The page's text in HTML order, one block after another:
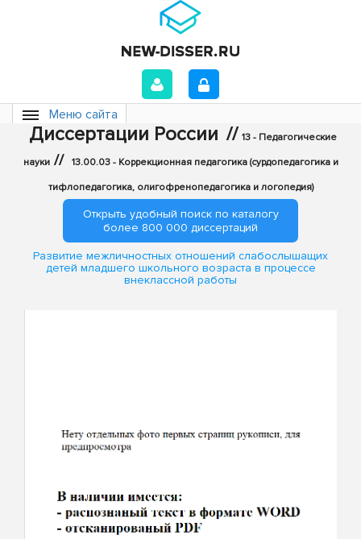
Меню сайта
Диссертации России // 13 - Педагогические
науки // 13.00.03 - Коррекционная педагогика (сурдопедагогика и
тифлопедагогика, олигофренопедагогика и логопедия)
Открыть удобный поиск по каталогу
более 800 000 диссертаций
Развитие межличностных отношений слабослышащих
детей младшего школьного возраста в процессе
внеклассной работы